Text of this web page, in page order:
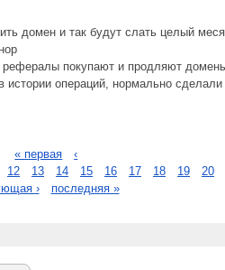
домен и так будут слать целый
рефералы покупают и продляют
истории операций, нормально
« первая
‹
12 13 14 15 16 17 18 19 20
›
последняя »